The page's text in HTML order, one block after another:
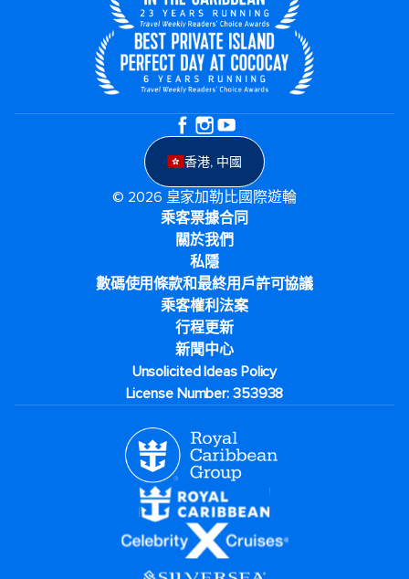
香港, 中國
© 2026 皇家加勒比國際遊輪
乘客票據合同
關於我們
私隱
數碼使用條款和最終用戶許可協議
乘客權利法案
行程更新
新聞中心
Unsolicited Ideas Policy
License Number: 353938